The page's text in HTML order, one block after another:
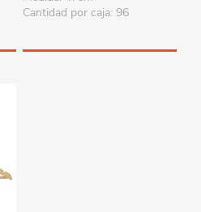
Cantidad por caja: 96